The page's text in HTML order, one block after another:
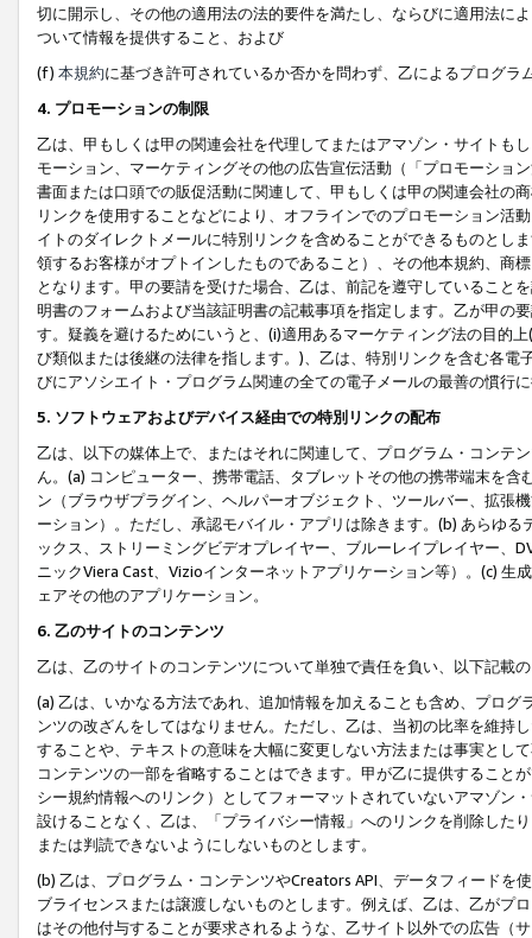
切に開示し、その他の適用法の法的要件を満たし、ならびに適用法に
ついて情報を提供すること、および
(f) 本規約に基づき許可されているか否かを問わず、乙によるプログ
4. プロモーションの制限
乙は、甲もしくは甲の関連会社を代理してまたはアマゾン・サイトも
モーション、マーケティングその他の広告宣伝活動（「プロモーショ
書面または口頭での販促活動に関連して、甲もしくは甲の関連会社の
リンクを使用することなどにより、オフラインでのプロモーション活
イトのダイレクトメールに特別リンクを含めることができるものとし
領するお客様がオプトインしたものであること）、その他本規約、商
となります。甲の要請を受けた場合、乙は、前記を遵守していること
明書のフォームおよび当該証明書の記載事項を指定します。乙が甲の
す。疑義を避けるためにいうと、(i)適用あるマーケティング法の目的
び類似または後継の法律を指します。)、乙は、特別リンクを含む各
びにアソシエイト・プログラム関連の全ての電子メールの最善の慣行
5. ソフトウェアおよびデバイス経由での特別リンクの配布
乙は、以下の媒体上で、またはそれに関連して、プログラム・コンテ
ん。(a) コンピューター、携帯電話、タブレットその他の携帯端末を
ン（ブラウザプラグイン、ヘルパーオブジェクト、ツールバー、拡張
ーション）。ただし、承認モバイル・アプリは除きます。(b) あらゆ
ックス、ストリーミングビデオプレイヤー、ブルーレイプレイヤー、
ニックViera Cast、Vizioインターネットアプリケーション等）。(c)
ェアその他のアプリケーション。
6. 乙のサイトのコンテンツ
乙は、乙のサイトのコンテンツについて単独で責任を負い、以下記載
(a) 乙は、いかなる方法であれ、追加情報を加えることも含め、プロ
ンツの改ざんをしてはなりません。ただし、乙は、当初の比率を維持
することや、テキストの意味を大幅に変更しない方法または事実とし
コンテンツの一部を省略することはできます。甲が乙に提供すること
シー規約情報へのリンク）としてフォーマットされていないアマゾン
設けることなく、乙は、「プライバシー情報」へのリンクを削除した
または判読できないようにしないものとします。
(b) 乙は、プログラム・コンテンツやCreators API、データフィード
ブライセンスまたは譲渡しないものとします。例えば、乙は、乙がプ
はその他付与することが要求されるような、乙サイト以外での広告（